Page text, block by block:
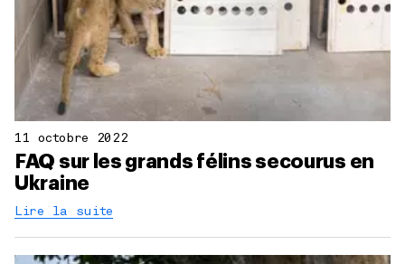
11 octobre 2022
FAQ sur les grands félins secourus en
Ukraine
Lire la suite